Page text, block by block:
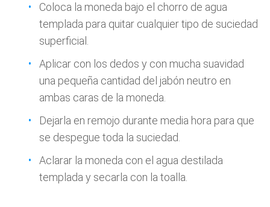
Coloca la moneda bajo el chorro de agua
templada para quitar cualquier tipo de suciedad
superficial.
Aplicar con los dedos y con mucha suavidad
una pequeña cantidad del jabón neutro en
ambas caras de la moneda.
Dejarla en remojo durante media hora para que
se despegue toda la suciedad.
Aclarar la moneda con el agua destilada
templada y secarla con la toalla.